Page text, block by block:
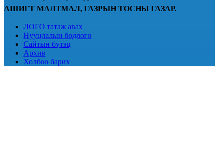
АШИГТ МАЛТМАЛ, ГАЗРЫН ТОСНЫ ГАЗАР.
ЛОГО татаж авах
Нууцлалын бодлого
Сайтын бүтэц
Архив
Холбоо барих